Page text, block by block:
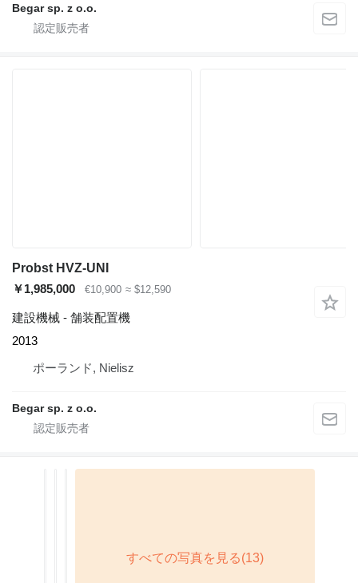
Begar sp. z o.o.
Probst HVZ-UNI
￥1,985,000
€10,900 ≈ $12,590
建設機械 - 舗装配置機
2013
ポーランド, Nielisz
Begar sp. z o.o.